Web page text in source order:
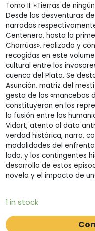
Tomo II: «Tierras de
Desde las desventuras
narradas
Centenera, hasta la
Charrúas», realizada y
recogidas en este
cultural entre los
cuenca del Plata. Se
Asunción, matriz del
gesta de los «mancebos
constituyeron en los
la fusión entre las
Vidart, atento al dato
verdad histórica, narra,
modalidades del
lado, y los contingentes
desarrollo de estos
novela y el impacto de
1 in stock